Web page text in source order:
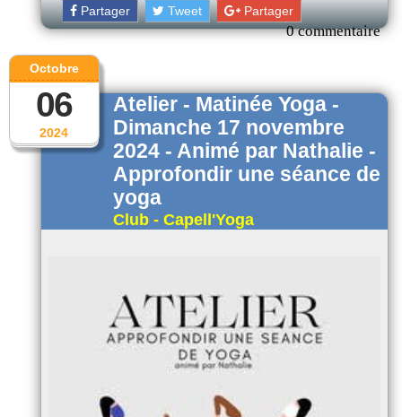
Partager Tweet Partager
0 commentaire
2024
Octobre
06
Atelier - Matinée Yoga -
Dimanche 17 novembre
2024 - Animé par Nathalie -
Approfondir une séance de
yoga
Club - Capell'Yoga